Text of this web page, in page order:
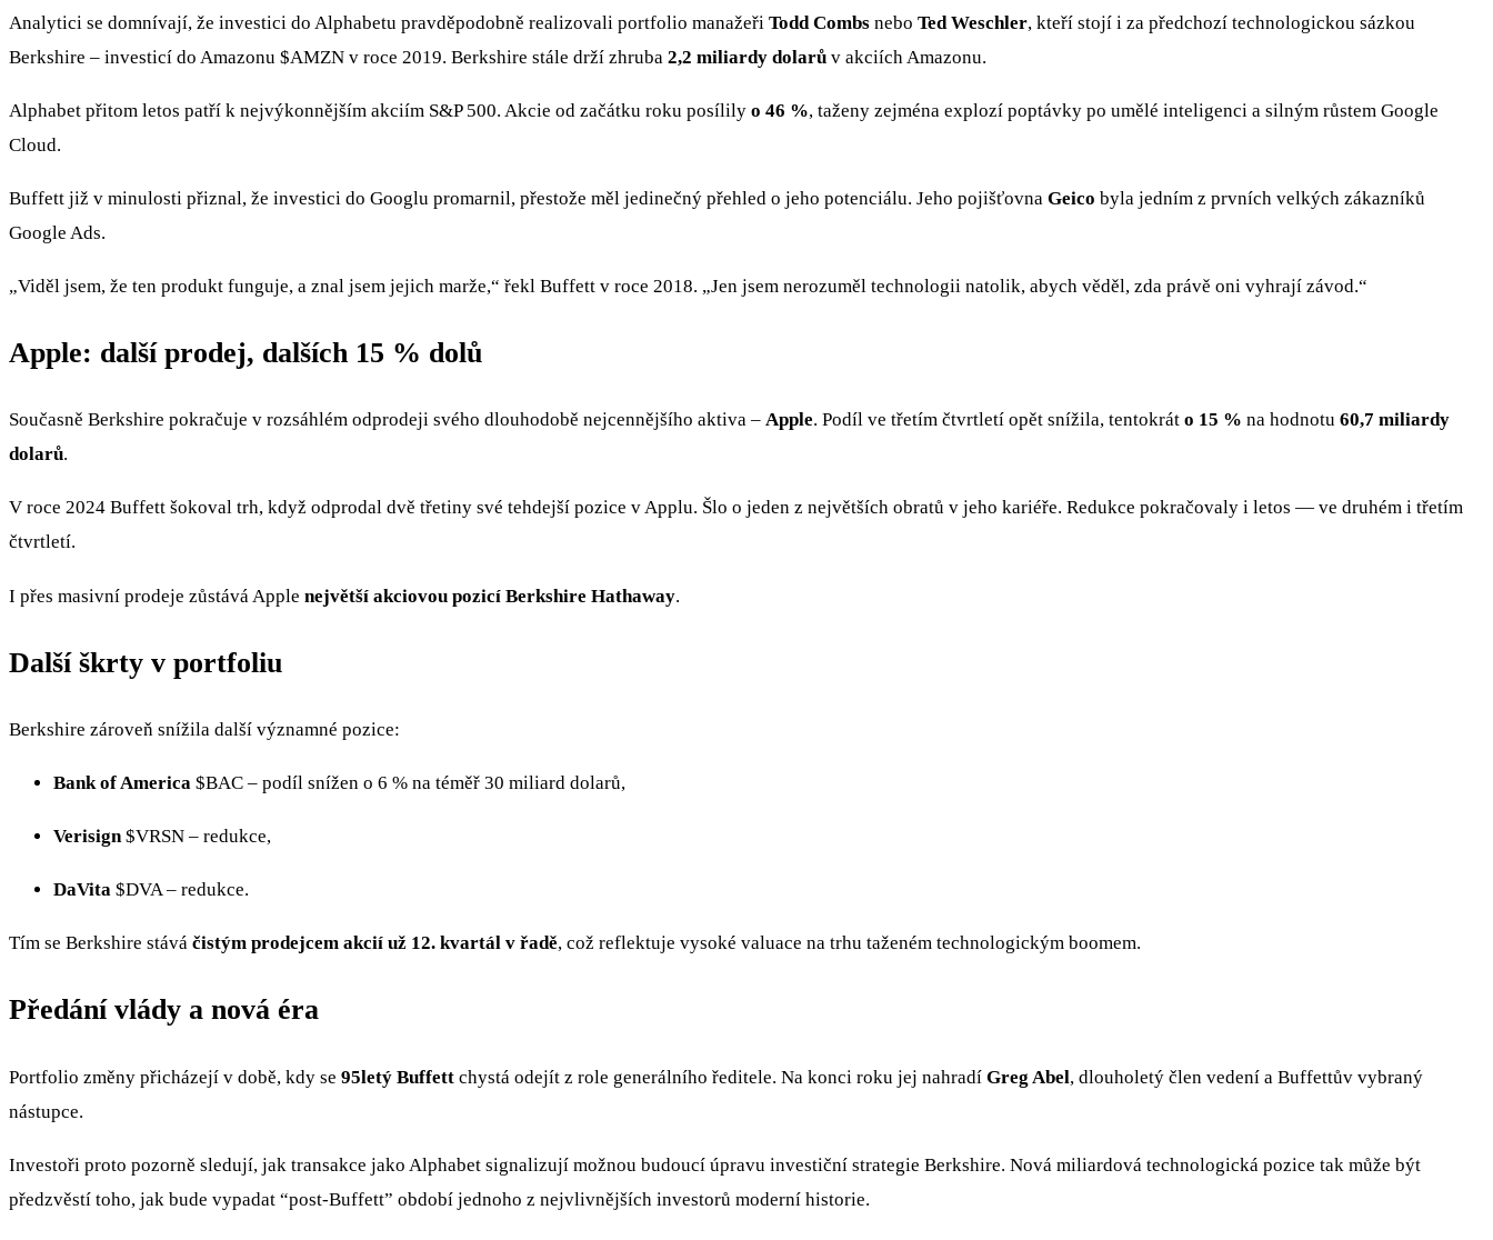
Analytici se domnívají, že investici do Alphabetu pravděpodobně realizovali portfolio manažeři Todd Combs nebo Ted Weschler, kteří stojí i za předchozí technologickou sázkou
Berkshire – investicí do Amazonu $AMZN v roce 2019. Berkshire stále drží zhruba 2,2 miliardy dolarů v akciích Amazonu.
Alphabet přitom letos patří k nejvýkonnějším akciím S&P 500. Akcie od začátku roku posílily o 46 %, taženy zejména explozí poptávky po umělé inteligenci a silným růstem Google
Cloud.
Buffett již v minulosti přiznal, že investici do Googlu promarnil, přestože měl jedinečný přehled o jeho potenciálu. Jeho pojišťovna Geico byla jedním z prvních velkých zákazníků
Google Ads.
„Viděl jsem, že ten produkt funguje, a znal jsem jejich marže,“ řekl Buffett v roce 2018. „Jen jsem nerozuměl technologii natolik, abych věděl, zda právě oni vyhrají závod.“
Apple: další prodej, dalších 15 % dolů
Současně Berkshire pokračuje v rozsáhlém odprodeji svého dlouhodobě nejcennějšího aktiva – Apple. Podíl ve třetím čtvrtletí opět snížila, tentokrát o 15 % na hodnotu 60,7 miliardy
dolarů.
V roce 2024 Buffett šokoval trh, když odprodal dvě třetiny své tehdejší pozice v Applu. Šlo o jeden z největších obratů v jeho kariéře. Redukce pokračovaly i letos — ve druhém i třetím
čtvrtletí.
I přes masivní prodeje zůstává Apple největší akciovou pozicí Berkshire Hathaway.
Další škrty v portfoliu
Berkshire zároveň snížila další významné pozice:
Bank of America $BAC – podíl snížen o 6 % na téměř 30 miliard dolarů,
Verisign$VRSN – redukce,
DaVita $DVA– redukce.
Tím se Berkshire stává čistým prodejcem akcií už 12. kvartál v řadě, což reflektuje vysoké valuace na trhu taženém technologickým boomem.
Předání vlády a nová éra
Portfolio změny přicházejí v době, kdy se 95letý Buffett chystá odejít z role generálního ředitele. Na konci roku jej nahradí Greg Abel, dlouholetý člen vedení a Buffettův vybraný
nástupce.
Investoři proto pozorně sledují, jak transakce jako Alphabet signalizují možnou budoucí úpravu investiční strategie Berkshire. Nová miliardová technologická pozice tak může být
předzvěstí toho, jak bude vypadat “post-Buffett” období jednoho z nejvlivnějších investorů moderní historie.